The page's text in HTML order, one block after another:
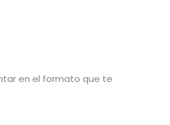
en el formato que te